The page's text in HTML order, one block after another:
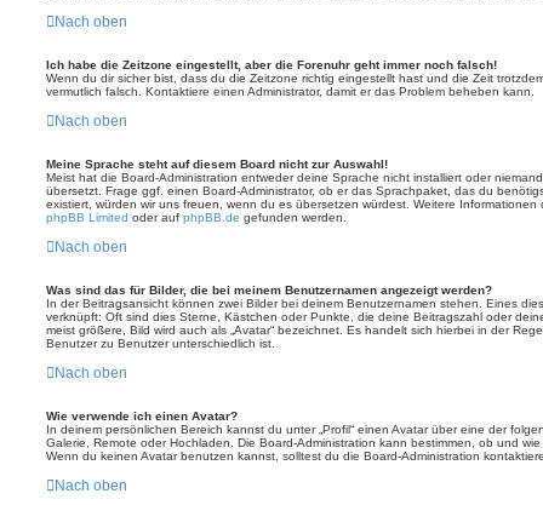
Nach oben
Ich habe die Zeitzone eingestellt, aber die Forenuhr geht immer noch falsch!
Wenn du dir sicher bist, dass du die Zeitzone richtig eingestellt hast und die Zeit
vermutlich falsch. Kontaktiere einen Administrator, damit er das Problem beheben kann.
Nach oben
Meine Sprache steht auf diesem Board nicht zur Auswahl!
Meist hat die Board-Administration entweder deine Sprache nicht installiert oder
übersetzt. Frage ggf. einen Board-Administrator, ob er das Sprachpaket, das du
existiert, würden wir uns freuen, wenn du es übersetzen würdest. Weitere
phpBB Limited oder auf phpBB.de gefunden werden.
Nach oben
Was sind das für Bilder, die bei meinem Benutzernamen angezeigt werden?
In der Beitragsansicht können zwei Bilder bei deinem Benutzernamen stehen. Eines
verknüpft: Oft sind dies Sterne, Kästchen oder Punkte, die deine Beitragszahl oder
meist größere, Bild wird auch als „Avatar“ bezeichnet. Es handelt sich hierbei in der
Benutzer zu Benutzer unterschiedlich ist.
Nach oben
Wie verwende ich einen Avatar?
In deinem persönlichen Bereich kannst du unter „Profil“ einen Avatar über eine der
Galerie, Remote oder Hochladen. Die Board-Administration kann bestimmen, ob und
Wenn du keinen Avatar benutzen kannst, solltest du die Board-Administration
Nach oben